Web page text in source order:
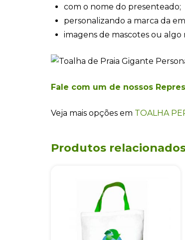
com o nome do presenteado;
personalizando a marca da
imagens de mascotes ou
Fale com um de nossos
Veja mais opções em TOALHA
Produtos